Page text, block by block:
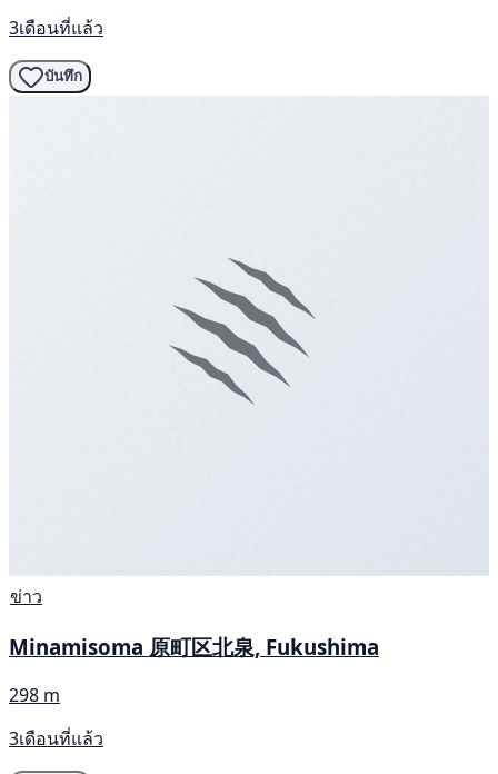
3เดือนที่แล้ว
บันทึก
ข่าว
Minamisoma 原町区北泉, Fukushima
298 m
3เดือนที่แล้ว